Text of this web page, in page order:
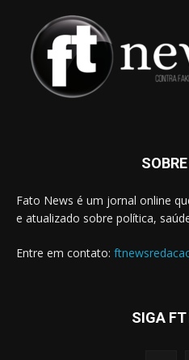
Fato News é um jornal online
e atualizado sobre política,
Entre em contato:
SIGA FT